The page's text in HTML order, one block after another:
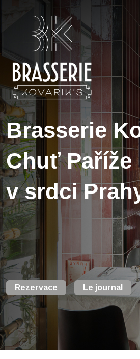
Brasserie
Chuť Paříže
v srdci
Rezervace Le journal